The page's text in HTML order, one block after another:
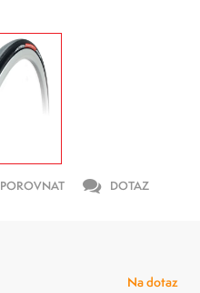
POROVNAT DOTAZ
Na dotaz